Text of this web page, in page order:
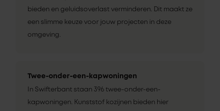
bieden en geluidsoverlast verminderen. Dit maakt ze
een slimme keuze voor jouw projecten in deze
omgeving.
Twee-onder-een-kapwoningen
In Swifterbant staan 396 twee-onder-een-
kapwoningen. Kunststof kozijnen bieden hier